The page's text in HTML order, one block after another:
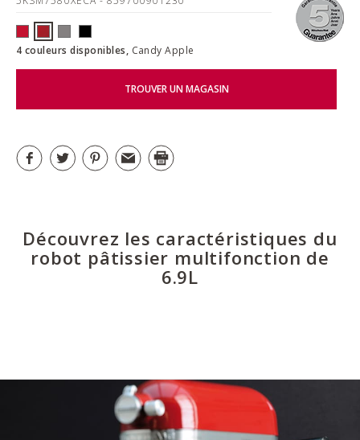
4 couleurs disponibles, Candy Apple
TROUVER UN MAGASIN
Découvrez les caractéristiques du
robot pâtissier multifonction de
6.9L